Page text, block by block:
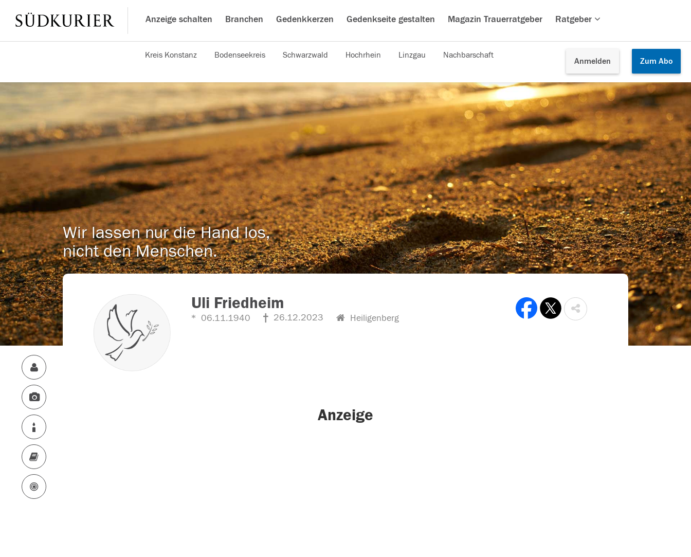
Anzeige schalten Branchen Gedenkkerzen Gedenkseite gestalten Magazin Trauerratgeber Ratgeber
Anmelden Zum Abo
Kreis Konstanz Bodenseekreis Schwarzwald Hochrhein Linzgau Nachbarschaft
Wir lassen nur die Hand los,
nicht den Menschen.
Uli Friedheim
06.11.1940 26.12.2023 Heiligenberg
Anzeige